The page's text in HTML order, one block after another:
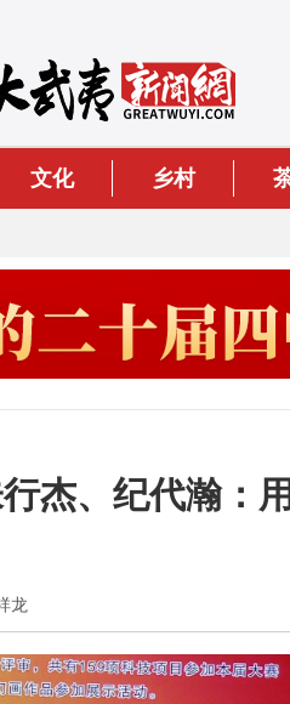
文化 乡村
杰、纪代瀚：
龙